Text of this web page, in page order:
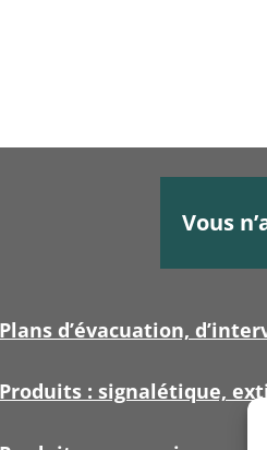
Vous
Plans d’évacuation,
Produits : signalétique,